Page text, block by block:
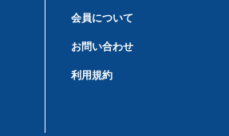
会員について
お問い合わせ
利用規約